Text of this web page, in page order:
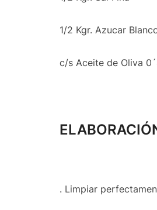
1/2 Kgr. Azucar
c/s Aceite de Oliva
. Limpiar